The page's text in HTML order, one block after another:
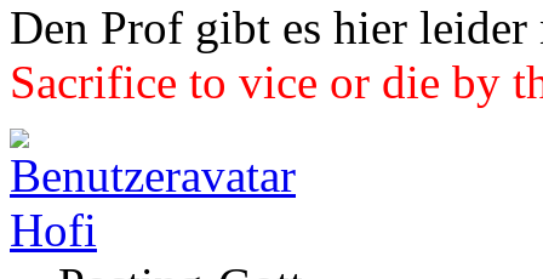
Den Prof gibt es hier leider
Sacrifice to vice or die by
Hofi